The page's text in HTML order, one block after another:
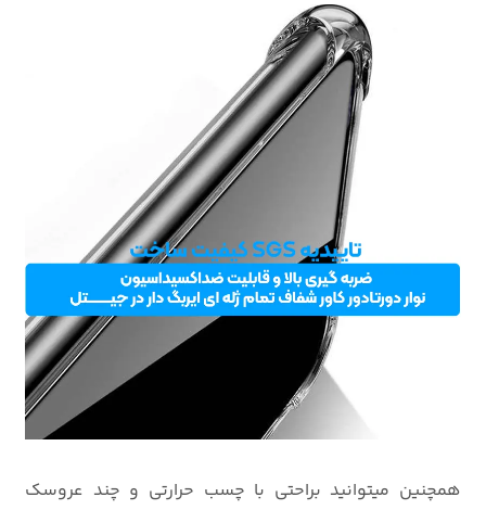
همچنین میتوانید براحتی با چسب حرارتی و چند عروسک